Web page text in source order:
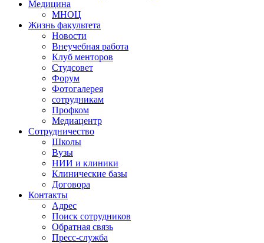
Медицина
МНОЦ
Жизнь факультета
Новости
Внеучебная работа
Клуб менторов
Студсовет
Форум
Фотогалерея
сотрудникам
Профком
Медиацентр
Сотрудничество
Школы
Вузы
НИИ и клиники
Клинические базы
Договора
Контакты
Адрес
Поиск сотрудников
Обратная связь
Пресс-служба